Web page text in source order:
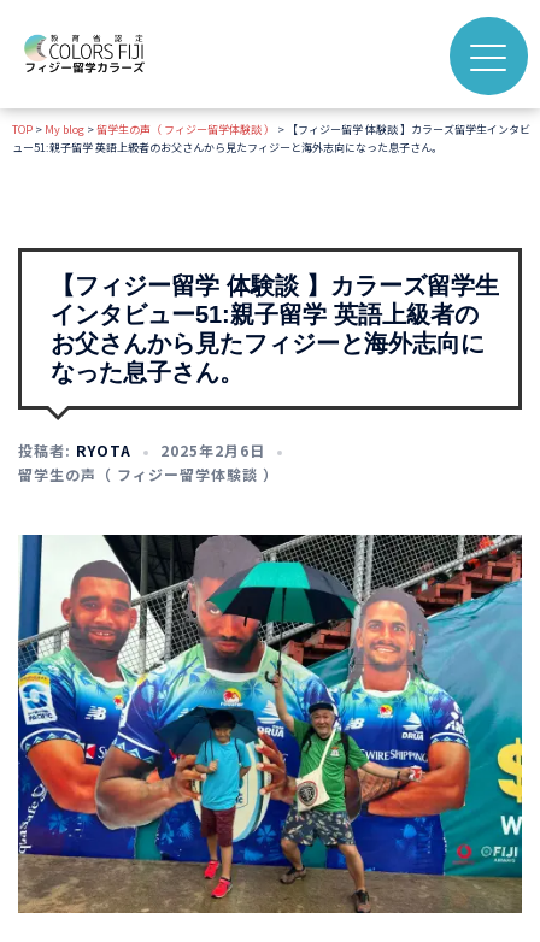
ン
ツTOP > My blog >留学生の声（ フィジー留学体験談 ） >
【フィジー留学 体験談 】カラーズ留学生インタビ
ュー51:親子留学 英語上級者のお父さんから見たフィジーと海外志向になった息子さん。
【フィジー留学 体験談 】カラーズ留学生
インタビュー51:親子留学 英語上級者の
お父さんから見たフィジーと海外志向に
なった息子さん。
投稿者: RYOTA
2025年2月6日
留学生の声（ フィジー留学体験談 ）